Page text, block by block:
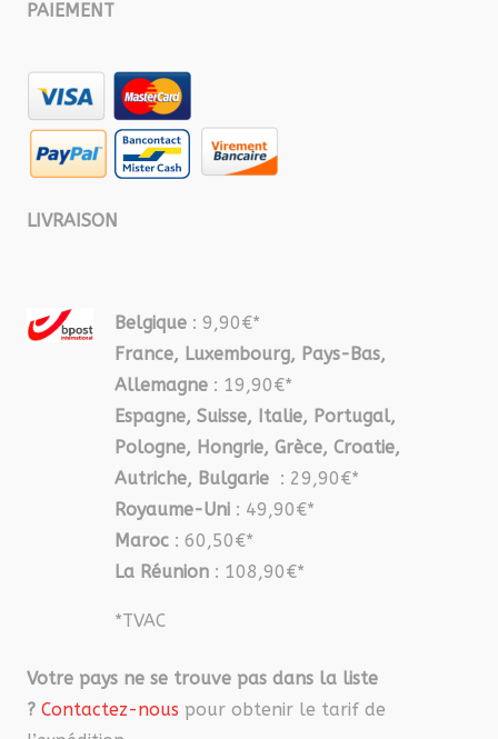
PAIEMENT
LIVRAISON
Belgique : 9,90€*
France, Luxembourg, Pays-Bas,
Allemagne : 19,90€*
Espagne, Suisse, Italie, Portugal,
Pologne, Hongrie, Grèce, Croatie,
Autriche, Bulgarie : 29,90€*
Royaume-Uni : 49,90€*
Maroc : 60,50€*
La Réunion : 108,90€*
*TVAC
Votre pays ne se trouve pas dans la liste
? Contactez-nous pour obtenir le tarif de